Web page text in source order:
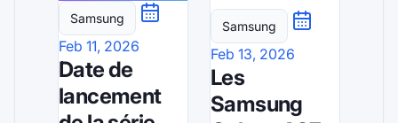
Samsung
Feb 11, 2026
Date de
lancement
Samsung
Feb 13, 2026
Les
Samsung